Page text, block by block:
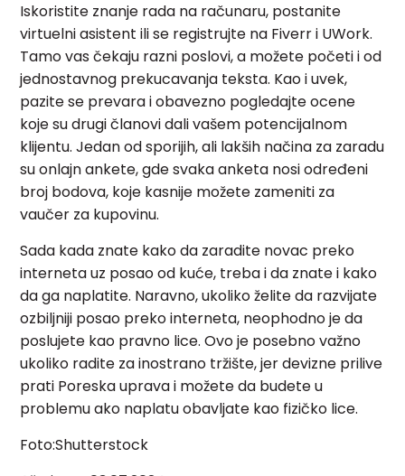
Iskoristite znanje rada na računaru, postanite
virtuelni asistent ili se registrujte na Fiverr i UWork.
Tamo vas čekaju razni poslovi, a možete početi i od
jednostavnog prekucavanja teksta. Kao i uvek,
pazite se prevara i obavezno pogledajte ocene
koje su drugi članovi dali vašem potencijalnom
klijentu. Jedan od sporijih, ali lakših načina za zaradu
su onlajn ankete, gde svaka anketa nosi određeni
broj bodova, koje kasnije možete zameniti za
vaučer za kupovinu.
Sada kada znate kako da zaradite novac preko
interneta uz posao od kuće, treba i da znate i kako
da ga naplatite. Naravno, ukoliko želite da razvijate
ozbiljniji posao preko interneta, neophodno je da
poslujete kao pravno lice. Ovo je posebno važno
ukoliko radite za inostrano tržište, jer devizne prilive
prati Poreska uprava i možete da budete u
problemu ako naplatu obavljate kao fizičko lice.
Foto:Shutterstock